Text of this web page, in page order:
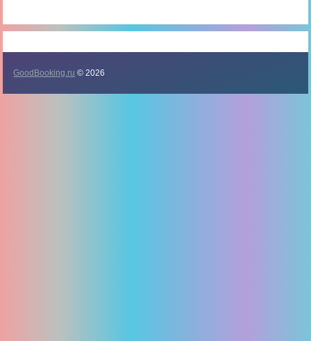
GoodBooking.ru © 2026